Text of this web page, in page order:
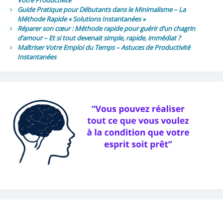
Guide Pratique pour Débutants dans le Minimalisme – La
Méthode Rapide « Solutions Instantanées »
Réparer son cœur : Méthode rapide pour guérir d’un chagrin
d’amour – Et si tout devenait simple, rapide, immédiat ?
Maîtriser Votre Emploi du Temps – Astuces de Productivité
Instantanées